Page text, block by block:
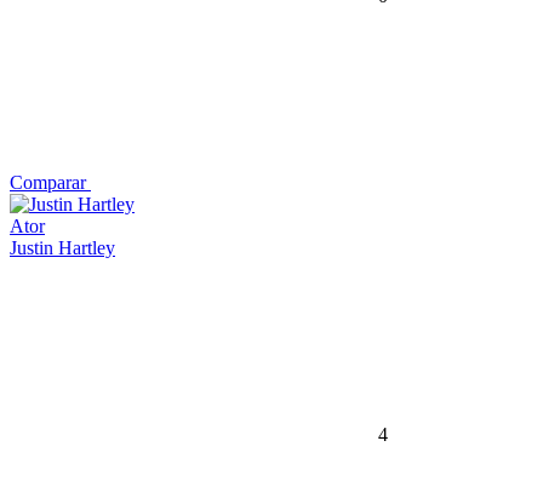
Comparar
Ator
Justin Hartley
4